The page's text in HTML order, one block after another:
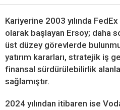
Kariyerine 2003 yılında
olarak başlayan Ersoy; daha
üst düzey görevlerde
yatırım kararları, stratejik iş
finansal sürdürülebilirlik
sağlamıştır.
2024 yılından itibaren ise